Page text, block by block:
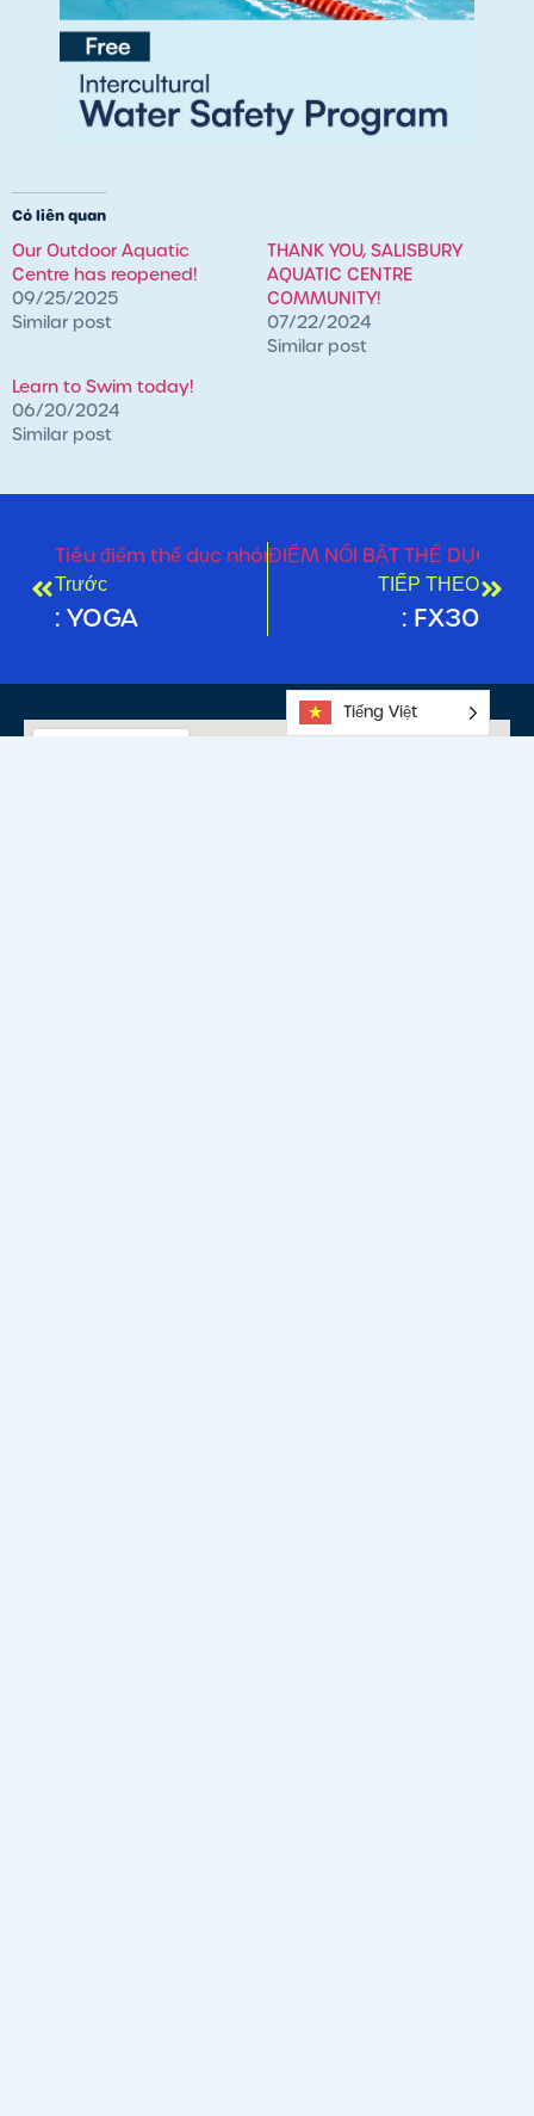
Có liên quan
Our Outdoor Aquatic
Centre has reopened!
09/25/2025
Similar post
THANK YOU, SALISBURY
AQUATIC CENTRE
COMMUNITY!
07/22/2024
Similar post
Learn to Swim today!
06/20/2024
Similar post
Tiêu điểm thể dục nhóm
Trước
: YOGA
ĐIỂM NỔI BẬT THỂ DỤC
TIẾP THEO
: FX30
Tiếng Việt